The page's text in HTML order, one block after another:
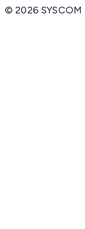
©2026 SYSCOM